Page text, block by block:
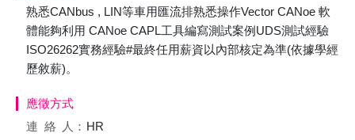
熟悉CANbus , LIN等車用匯流排熟悉操作Vector CANoe 軟
體能夠利用 CANoe CAPL工具編寫測試案例UDS測試經驗
ISO26262實務經驗#最終任用薪資以內部核定為準(依據學經
歷敘薪)。
應徵方式
連絡
人： HR